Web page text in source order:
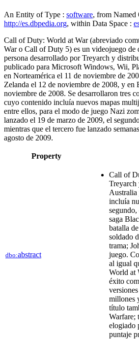
An Entity of Type : software, from Named
http://es.dbpedia.org, within Data Space :
Call of Duty: World at War (abreviado
War o Call of Duty 5) es un videojuego de
persona desarrollado por Treyarch y
publicado para Microsoft Windows, Wii,
en Norteamérica el 11 de noviembre de
Zelanda el 12 de noviembre de 2008,​ y en
noviembre de 2008.​ Se desarrollaron tres
cuyo contenido incluía nuevos mapas
entre ellos, para el modo de juego Nazi
lanzado el 19 de marzo de 2009,​​ el
mientras que el tercero fue lanzado
agosto de 2009.​
Property
dbo:abstract
Call of
Treyarch
Australia
incluía
saga
batalla
soldado
trama;​
juego.​
al igual
World at
éxito
millones
título
Warfare;​
elogiado
puntaje